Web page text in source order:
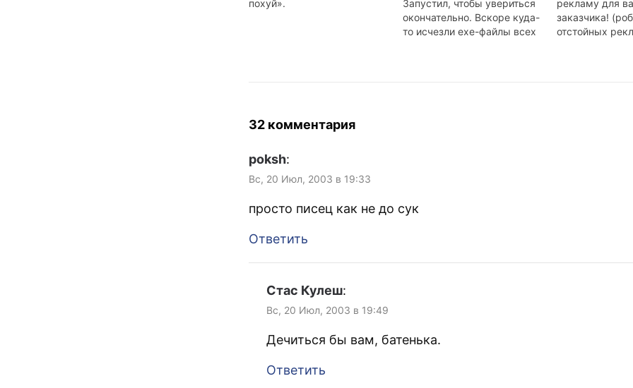
похуй».
Запустил, чтобы увериться
окончательно. Вскоре куда-
то исчезли exe-файлы всех
рекламу для
заказчика!
отстойных
32 комментария
poksh:
Вс, 20 Июл, 2003 в 19:33
просто писец как не до сук
Ответить
Стас Кулеш:
Вс, 20 Июл, 2003 в 19:49
Дечиться бы вам, батенька.
Ответить